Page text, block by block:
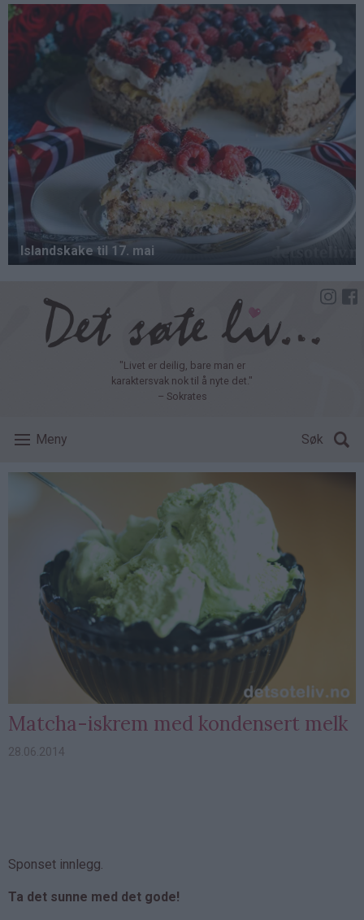
Hopp
hovedinnhold
"Livet er deilig, bare man er
karaktersvak nok til å nyte det."
– Sokrates
Meny Søk
Matcha-iskrem med kondensert melk
28.06.2014
Sponset innlegg.
Ta det sunne med det gode!